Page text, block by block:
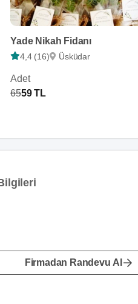
Yade Nikah Fidanı
4,4 (16) Üsküdar
Adet
6559 TL
Firmadan Randevu Al